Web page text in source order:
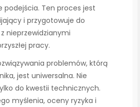
podejścia. Ten proces jest
i przygotowuje do
nieprzewidzianymi
pracy.
problemów, którą
jest uniwersalna. Nie
do kwestii technicznych.
myślenia, oceny ryzyka i